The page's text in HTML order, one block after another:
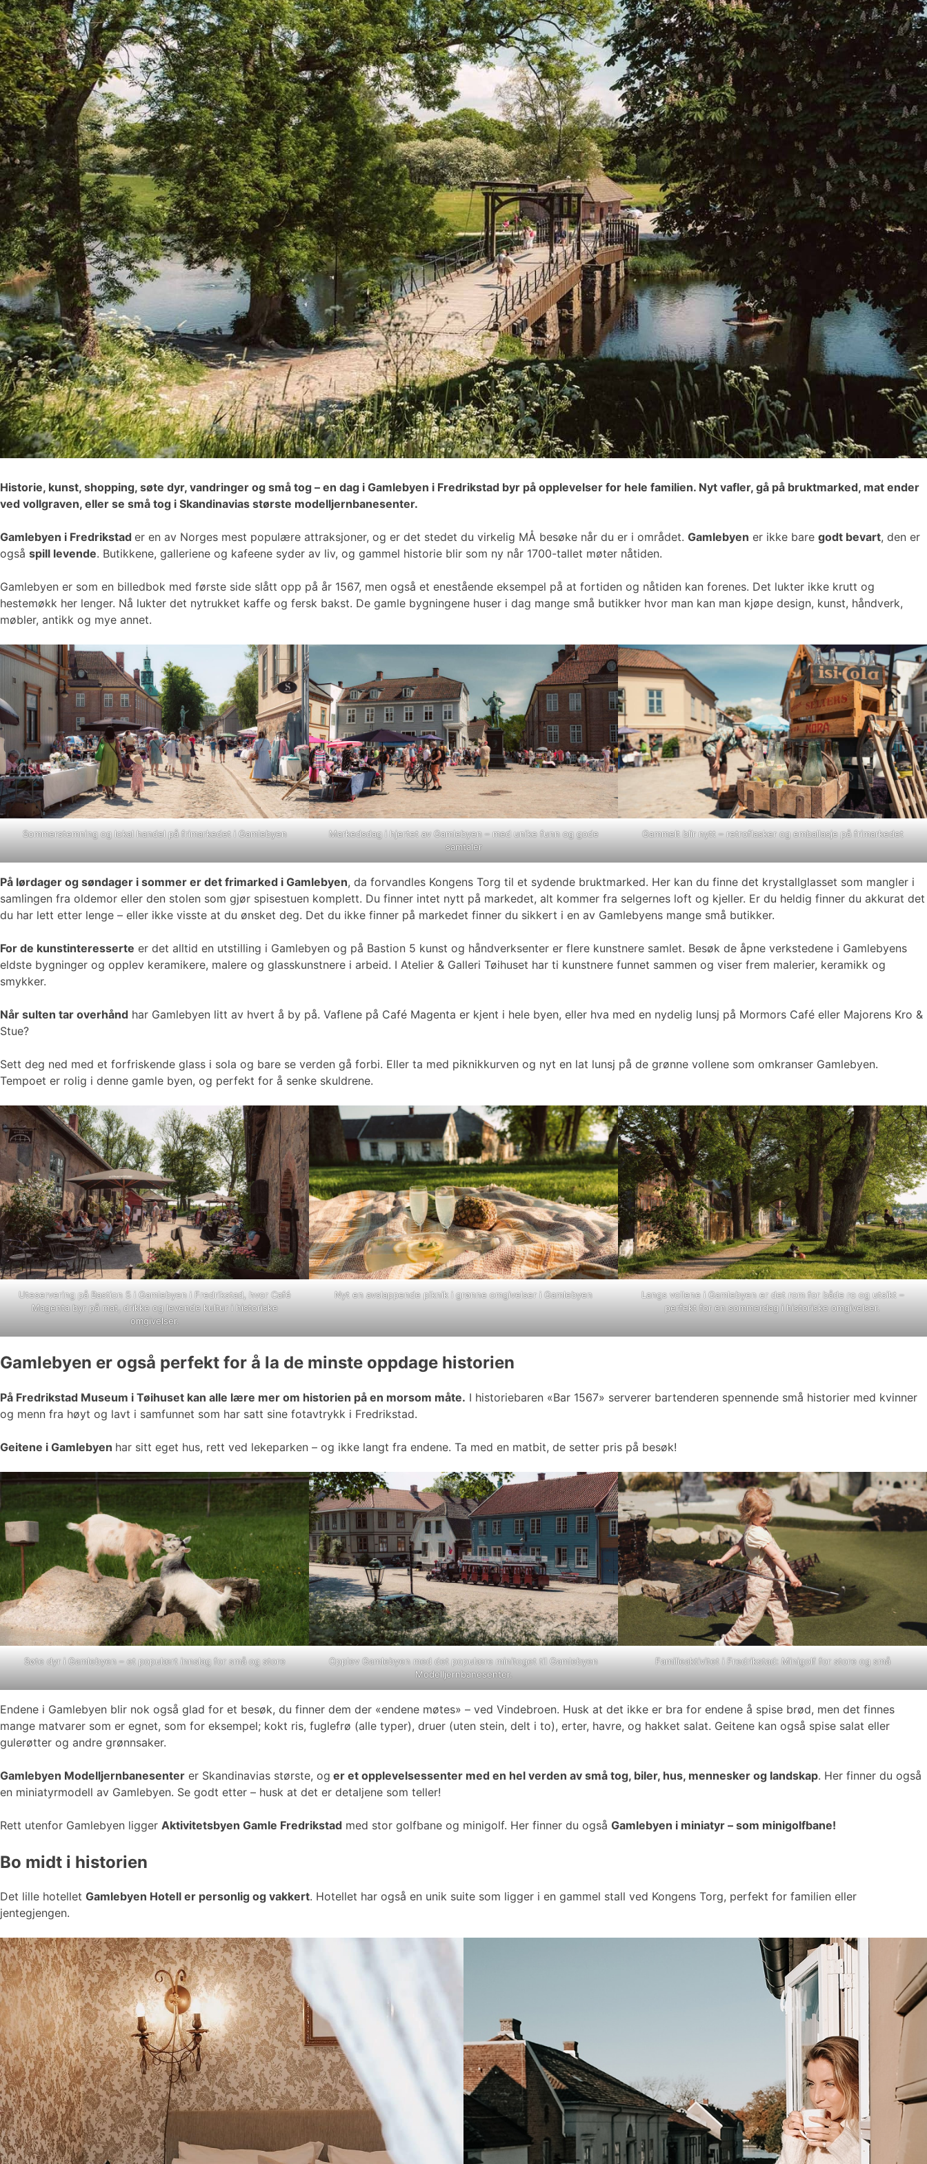
Historie, kunst, shopping, søte dyr, vandringer og små tog – en dag i Gamlebyen i Fredrikstad byr på opplevelser for hele familien. Nyt vafler, gå på bruktmarked, mat ender
ved vollgraven, eller se små tog i Skandinavias største modelljernbanesenter.
Gamlebyen i Fredrikstad er en av Norges mest populære attraksjoner, og er det stedet du virkelig MÅ besøke når du er i området. Gamlebyen er ikke bare godt bevart, den er
også spill levende. Butikkene, galleriene og kafeene syder av liv, og gammel historie blir som ny når 1700-tallet møter nåtiden.
Gamlebyen er som en billedbok med første side slått opp på år 1567, men også et enestående eksempel på at fortiden og nåtiden kan forenes. Det lukter ikke krutt og
hestemøkk her lenger. Nå lukter det nytrukket kaffe og fersk bakst. De gamle bygningene huser i dag mange små butikker hvor man kan man kjøpe design, kunst, håndverk,
møbler, antikk og mye annet.
Sommerstemning og lokal handel på frimarkedet i Gamlebyen
Markedsdag i hjertet av Gamlebyen – med unike funn og gode
samtaler
Gammelt blir nytt – retroflasker og emballasje på frimarkedet
På lørdager og søndager i sommer er det frimarked i Gamlebyen, da forvandles Kongens Torg til et sydende bruktmarked. Her kan du finne det krystallglasset som mangler i
samlingen fra oldemor eller den stolen som gjør spisestuen komplett. Du finner intet nytt på markedet, alt kommer fra selgernes loft og kjeller. Er du heldig finner du akkurat det
du har lett etter lenge – eller ikke visste at du ønsket deg. Det du ikke finner på markedet finner du sikkert i en av Gamlebyens mange små butikker.
For de kunstinteresserte er det alltid en utstilling i Gamlebyen og på Bastion 5 kunst og håndverksenter er flere kunstnere samlet. Besøk de åpne verkstedene i Gamlebyens
eldste bygninger og opplev keramikere, malere og glasskunstnere i arbeid. I Atelier & Galleri Tøihuset har ti kunstnere funnet sammen og viser frem malerier, keramikk og
smykker.
Når sulten tar overhånd har Gamlebyen litt av hvert å by på. Vaflene på Café Magenta er kjent i hele byen, eller hva med en nydelig lunsj på Mormors Café eller Majorens Kro &
Stue?
Sett deg ned med et forfriskende glass i sola og bare se verden gå forbi. Eller ta med piknikkurven og nyt en lat lunsj på de grønne vollene som omkranser Gamlebyen.
Tempoet er rolig i denne gamle byen, og perfekt for å senke skuldrene.
Uteservering på Bastion 5 i Gamlebyen i Fredrikstad, hvor Café
Magenta byr på mat, drikke og levende kultur i historiske
omgivelser.
Nyt en avslappende piknik i grønne omgivelser i Gamlebyen
Langs vollene i Gamlebyen er det rom for både ro og utsikt –
perfekt for en sommerdag i historiske omgivelser.
Gamlebyen er også perfekt for å la de minste oppdage historien
På Fredrikstad Museum i Tøihuset kan alle lære mer om historien på en morsom måte. I historiebaren «Bar 1567» serverer bartenderen spennende små historier med kvinner
og menn fra høyt og lavt i samfunnet som har satt sine fotavtrykk i Fredrikstad.
Geitene i Gamlebyen har sitt eget hus, rett ved lekeparken – og ikke langt fra endene. Ta med en matbit, de setter pris på besøk!
Søte dyr i Gamlebyen – et populært innslag for små og store
Opplev Gamlebyen med det populære minitoget til Gamlebyen
Modelljernbanesenter.
Familieaktivitet i Fredrikstad: Minigolf for store og små
Endene i Gamlebyen blir nok også glad for et besøk, du finner dem der «endene møtes» – ved Vindebroen. Husk at det ikke er bra for endene å spise brød, men det finnes
mange matvarer som er egnet, som for eksempel; kokt ris, fuglefrø (alle typer), druer (uten stein, delt i to), erter, havre, og hakket salat. Geitene kan også spise salat eller
gulerøtter og andre grønnsaker.
Gamlebyen Modelljernbanesenter er Skandinavias største, og er et opplevelsessenter med en hel verden av små tog, biler, hus, mennesker og landskap. Her finner du også
en miniatyrmodell av Gamlebyen. Se godt etter – husk at det er detaljene som teller!
Rett utenfor Gamlebyen ligger Aktivitetsbyen Gamle Fredrikstad med stor golfbane og minigolf. Her finner du også Gamlebyen i miniatyr – som minigolfbane!
Bo midt i historien
Det lille hotellet Gamlebyen Hotell er personlig og vakkert. Hotellet har også en unik suite som ligger i en gammel stall ved Kongens Torg, perfekt for familien eller
jentegjengen.